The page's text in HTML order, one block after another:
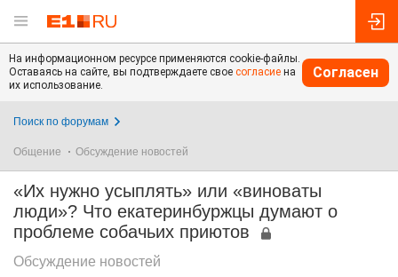
На информационном ресурсе применяются cookie-файлы.
Оставаясь на сайте, вы подтверждаете свое согласие на
их использование.
Согласен
Поиск по форумам
Общение Обсуждение новостей
«Их нужно усыплять» или «виноваты
люди»? Что екатеринбуржцы думают о
проблеме собачьих приютов
Обсуждение новостей